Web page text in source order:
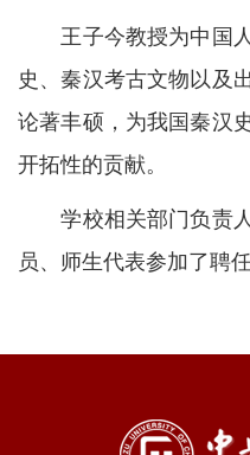
王子今教授为中国人
史、秦汉考古文物以及
论著丰硕，为我国秦汉
开拓性的贡献。
学校相关部门负责人
员、师生代表参加了聘